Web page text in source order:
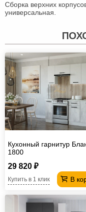
Сборка верхних
универсальная.
Кухонный гарнитур
1800
29 820 ₽
В
Купить в 1 клик